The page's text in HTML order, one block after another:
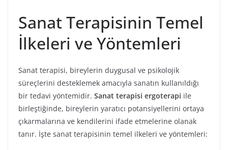
Sanat Terapisinin Temel
İlkeleri ve Yöntemleri
Sanat terapisi, bireylerin duygusal ve psikolojik
süreçlerini desteklemek amacıyla sanatın kullanıldığı
bir tedavi yöntemidir. Sanat terapisi ergoterapi ile
birleştiğinde, bireylerin yaratıcı potansiyellerini ortaya
çıkarmalarına ve kendilerini ifade etmelerine olanak
tanır. İşte sanat terapisinin temel ilkeleri ve yöntemleri: